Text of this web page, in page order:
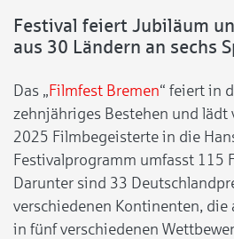
Festival feiert Jubiläum
aus 30 Ländern an sechs
Das „Filmfest Bremen“ feiert in
zehnjähriges Bestehen und lädt
2025 Filmbegeisterte in die
Festivalprogramm umfasst 115
Darunter sind 33
verschiedenen Kontinenten, die
in fünf verschiedenen